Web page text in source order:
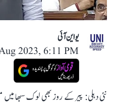
یو این آئی
2023, 6:11 PM
نئی دہلی: پیر کے روز بھی لوک سبھا میں